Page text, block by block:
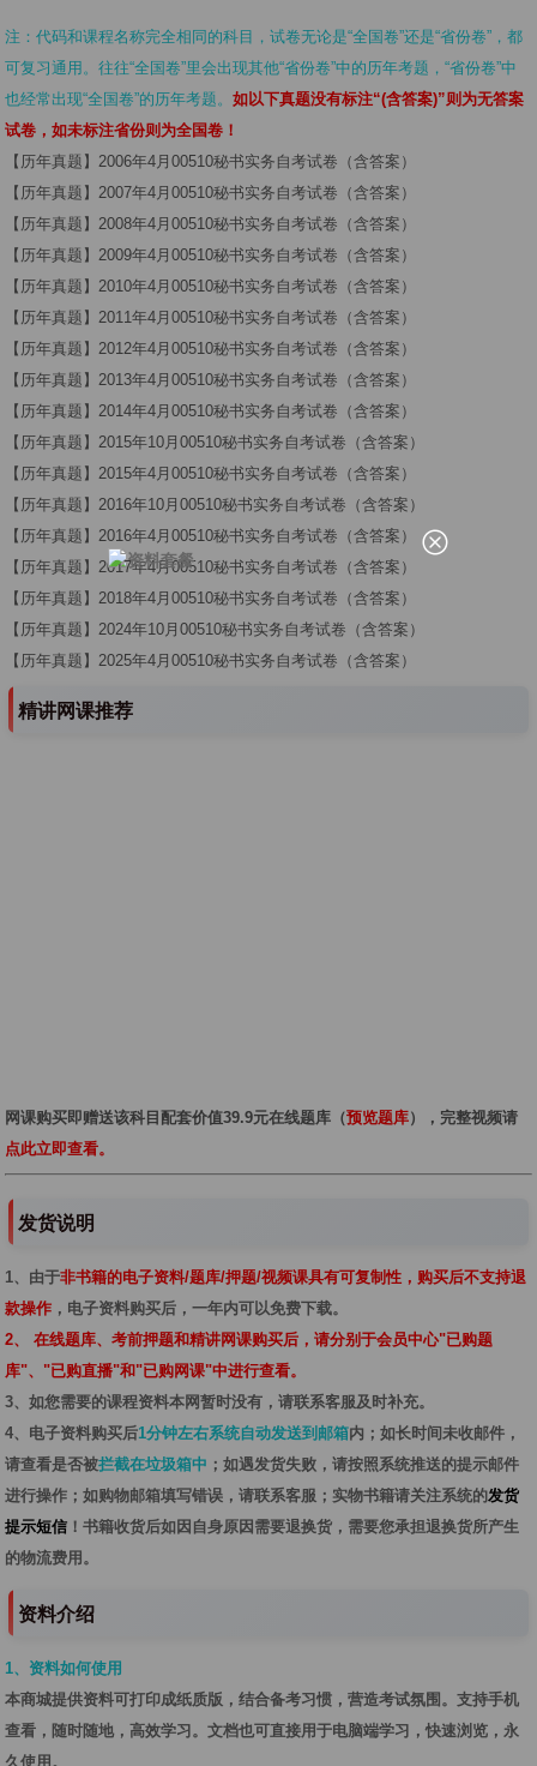
注：代码和课程名称完全相同的科目，试卷无论是“全国卷”还是“省份卷”，都
可复习通用。往往“全国卷”里会出现其他“省份卷”中的历年考题，“省份卷”中
也经常出现“全国卷”的历年考题。如以下真题没有标注“(含答案)”则为无答案
试卷，如未标注省份则为全国卷！
【历年真题】2006年4月00510秘书实务自考试卷（含答案）
【历年真题】2007年4月00510秘书实务自考试卷（含答案）
【历年真题】2008年4月00510秘书实务自考试卷（含答案）
【历年真题】2009年4月00510秘书实务自考试卷（含答案）
【历年真题】2010年4月00510秘书实务自考试卷（含答案）
【历年真题】2011年4月00510秘书实务自考试卷（含答案）
【历年真题】2012年4月00510秘书实务自考试卷（含答案）
【历年真题】2013年4月00510秘书实务自考试卷（含答案）
【历年真题】2014年4月00510秘书实务自考试卷（含答案）
【历年真题】2015年10月00510秘书实务自考试卷（含答案）
【历年真题】2015年4月00510秘书实务自考试卷（含答案）
【历年真题】2016年10月00510秘书实务自考试卷（含答案）
【历年真题】2016年4月00510秘书实务自考试卷（含答案）
【历年真题】2017年4月00510秘书实务自考试卷（含答案）
【历年真题】2018年4月00510秘书实务自考试卷（含答案）
【历年真题】2024年10月00510秘书实务自考试卷（含答案）
【历年真题】2025年4月00510秘书实务自考试卷（含答案）
精讲网课推荐
网课购买即赠送该科目配套价值39.9元在线题库（预览题库），完整视频请
点此立即查看。
发货说明
1、由于非书籍的电子资料/题库/押题/视频课具有可复制性，购买后不支持退
款操作 ，电子资料购买后，一年内可以免费下载。
2、 在线题库、考前押题和精讲网课购买后，请分别于会员中心"已购题
库"、"已购直播"和"已购网课"中进行查看。
3、如您需要的课程资料本网暂时没有，请联系客服及时补充。
4、电子资料购买后1分钟左右系统自动发送到邮箱内；如长时间未收邮件，
请查看是否被拦截在垃圾箱中 ；如遇发货失败，请按照系统推送的提示邮件
进行操作；如购物邮箱填写错误，请联系客服；实物书籍请关注系统的发货
提示短信 ！书籍收货后如因自身原因需要退换货，需要您承担退换货所产生
的物流费用。
资料介绍
1、资料如何使用
本商城提供资料可打印成纸质版，结合备考习惯，营造考试氛围。支持手机
查看，随时随地，高效学习。文档也可直接用于电脑端学习，快速浏览，永
久使用。